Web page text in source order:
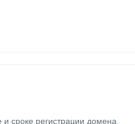
сроке регистрации домена,